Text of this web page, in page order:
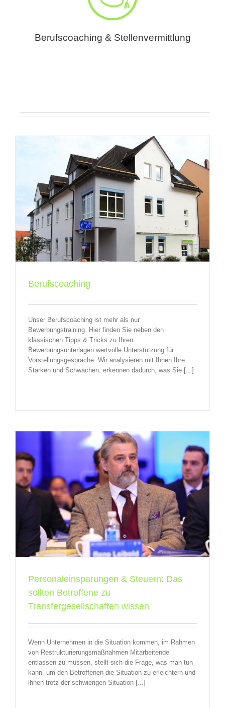
Berufscoaching & Stellenvermittlung
Berufscoaching
Unser Berufscoaching ist mehr als nur
Bewerbungstraining. Hier finden Sie neben den
klassischen Tipps & Tricks zu Ihren
Bewerbungsunterlagen wertvolle Unterstützung für
Vorstellungsgespräche. Wir analysieren mit Ihnen Ihre
Stärken und Schwächen, erkennen dadurch, was Sie [...]
Personaleinsparungen & Steuern: Das
sollten Betroffene zu
Transfergesellschaften wissen
Wenn Unternehmen in die Situation kommen, im Rahmen
von Restrukturierungsmaßnahmen Mitarbeitende
entlassen zu müssen, stellt sich die Frage, was man tun
kann, um den Betroffenen die Situation zu erleichtern und
ihnen trotz der schwierigen Situation [...]